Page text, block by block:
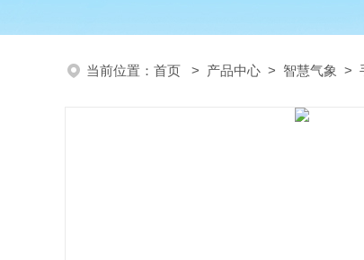
当前位置： 首页 > 产品中心 > 智慧气象 >